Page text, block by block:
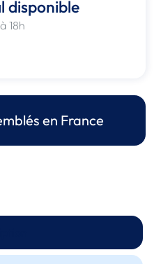
disponible
18h
en France